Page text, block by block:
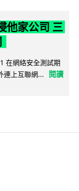
他家公司 三
在網絡安全測試期
連上互聯網...
閱讀